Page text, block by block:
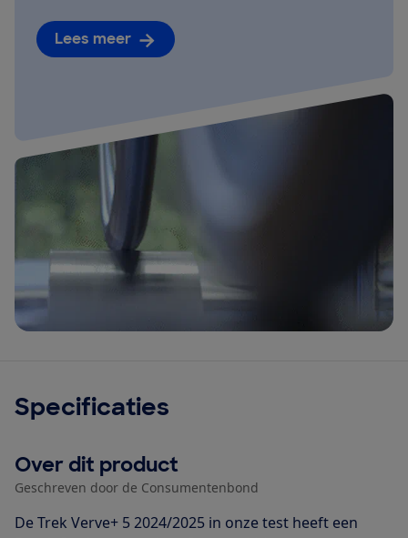
Lees meer
Specificaties
Over dit product
Geschreven door de Consumentenbond
De Trek Verve+ 5 2024/2025 in onze test heeft een